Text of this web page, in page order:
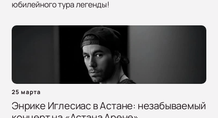
юбилейного тура легенды!
25 марта
Энрике Иглесиас в Астане: незабываемый